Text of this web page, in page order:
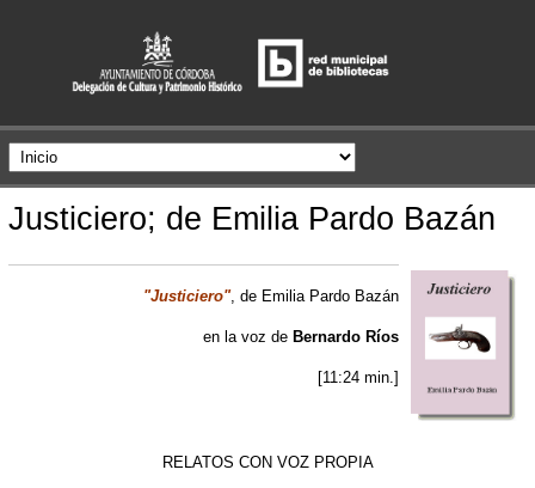
Justiciero; de Emilia Pardo Bazán
"Justiciero", de Emilia Pardo Bazán
en la voz de Bernardo Ríos
[11:24 min.]
RELATOS CON VOZ PROPIA